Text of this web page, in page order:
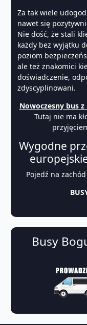
Za tak wiele
nawet się
Nie dość, że stali
każdy bez wyjątku
poziom
ale też znakomici
doświadczenie,
zdyscyplinowani.
Nowoczesny bus
Tutaj nie ma
Wygodne
Pojedź na
Busy